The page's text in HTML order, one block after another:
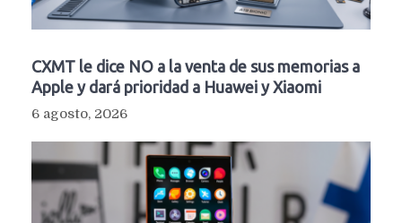
CXMT le dice NO a la venta de sus memorias a
Apple y dará prioridad a Huawei y Xiaomi
6 agosto, 2026